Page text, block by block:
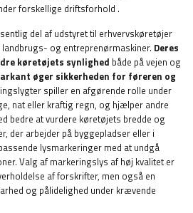
forskellige driftsforhold .
del af udstyret til erhvervskøretøjer
og entreprenørmaskiner. Deres
køretøjets synlighed både på vejen og
øger sikkerheden for føreren og
spiller en afgørende rolle under
nat eller kraftig regn, og hjælper andre
bedre at vurdere køretøjets bredde og
der arbejder på byggepladser eller i
lysmarkeringer med at undgå
Valg af markeringslys af høj kvalitet er
af forskrifter, men også en
og pålidelighed under krævende